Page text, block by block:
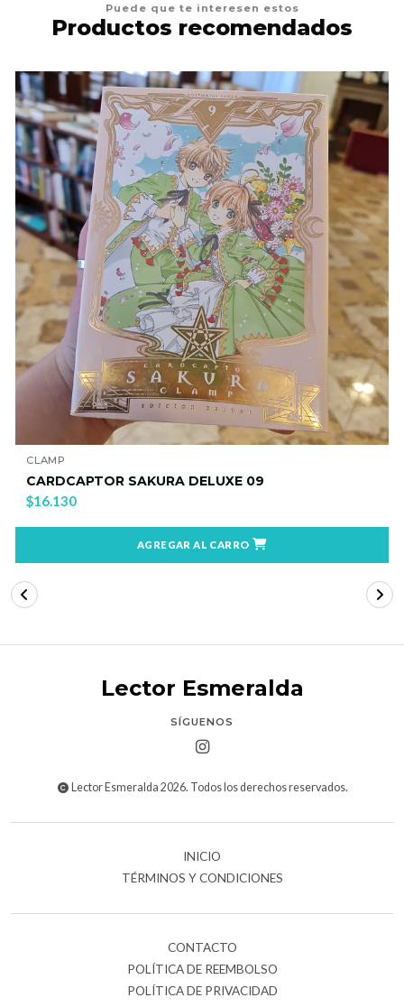
Puede que te interesen estos
Productos recomendados
SAKURA DELUXE 09
AGREGAR AL CARRO
Lector Esmeralda
SÍGUENOS
Lector Esmeralda 2026. Todos los derechos reservados.
INICIO
TÉRMINOS Y CONDICIONES
CONTACTO
POLÍTICA DE REEMBOLSO
POLÍTICA DE PRIVACIDAD